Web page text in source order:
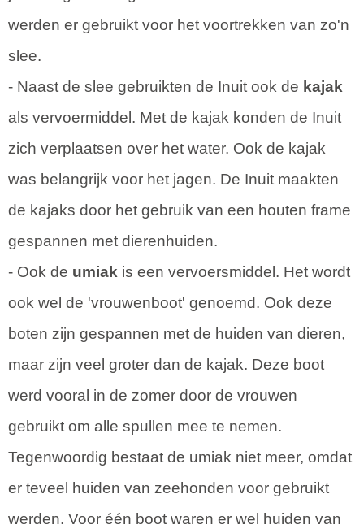
werden er gebruikt voor het voortrekken van zo'n
slee.
- Naast de slee gebruikten de Inuit ook de kajak
als vervoermiddel. Met de kajak konden de Inuit
zich verplaatsen over het water. Ook de kajak
was belangrijk voor het jagen. De Inuit maakten
de kajaks door het gebruik van een houten frame
gespannen met dierenhuiden.
- Ook de umiak is een vervoersmiddel. Het wordt
ook wel de 'vrouwenboot' genoemd. Ook deze
boten zijn gespannen met de huiden van dieren,
maar zijn veel groter dan de kajak. Deze boot
werd vooral in de zomer door de vrouwen
gebruikt om alle spullen mee te nemen.
Tegenwoordig bestaat de umiak niet meer, omdat
er teveel huiden van zeehonden voor gebruikt
werden. Voor één boot waren er wel huiden van